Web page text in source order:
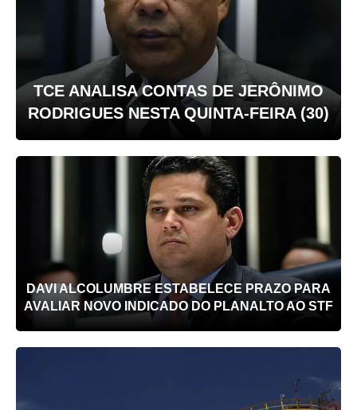
TCE ANALISA CONTAS DE JERÔNIMO
RODRIGUES NESTA QUINTA-FEIRA (30)
DAVI ALCOLUMBRE ESTABELECE PRAZO PARA
AVALIAR NOVO INDICADO DO PLANALTO AO STF